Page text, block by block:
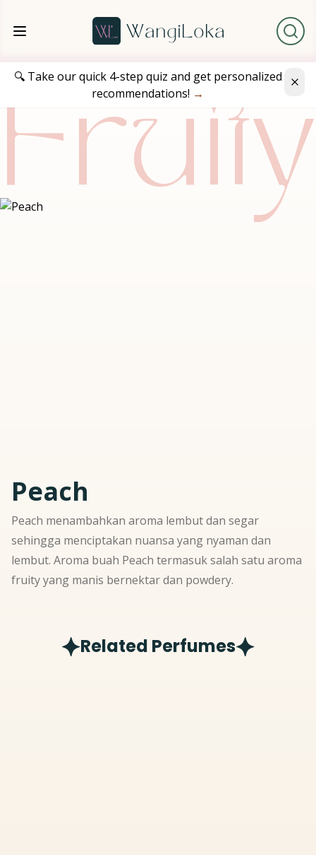
🔍 Take our quick 4-step quiz and get personalized
recommendations! →
Fruity
Peach
Peach menambahkan aroma lembut dan segar
sehingga menciptakan nuansa yang nyaman dan
lembut. Aroma buah Peach termasuk salah satu aroma
fruity yang manis bernektar dan powdery.
Related Perfumes